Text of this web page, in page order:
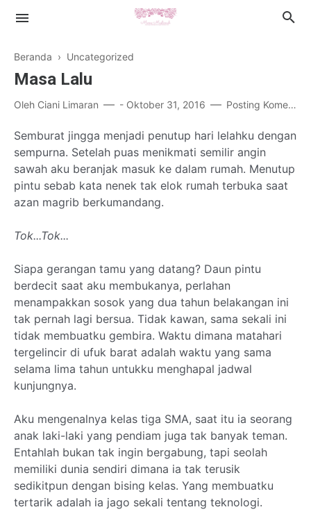
Islamic Lifestyle
Book Review
Health
Beranda › Uncategorized
Masa Lalu
Oleh Ciani Limaran - Oktober 31, 2016 Posting Komentar
Semburat jingga menjadi penutup hari lelahku dengan
sempurna. Setelah puas menikmati semilir angin
sawah aku beranjak masuk ke dalam rumah. Menutup
pintu sebab kata nenek tak elok rumah terbuka saat
azan magrib berkumandang.
Tok...Tok...
Siapa gerangan tamu yang datang? Daun pintu
berdecit saat aku membukanya, perlahan
menampakkan sosok yang dua tahun belakangan ini
tak pernah lagi bersua. Tidak kawan, sama sekali ini
tidak membuatku gembira. Waktu dimana matahari
tergelincir di ufuk barat adalah waktu yang sama
selama lima tahun untukku menghapal jadwal
kunjungnya.
Aku mengenalnya kelas tiga SMA, saat itu ia seorang
anak laki-laki yang pendiam juga tak banyak teman.
Entahlah bukan tak ingin bergabung, tapi seolah
memiliki dunia sendiri dimana ia tak terusik
sedikitpun dengan bising kelas. Yang membuatku
tertarik adalah ia jago sekali tentang teknologi.